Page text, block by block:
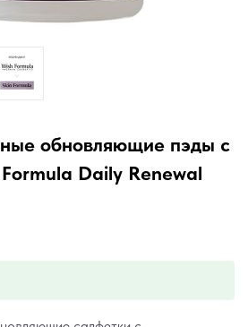
обновляющие пэды с
Daily Renewal